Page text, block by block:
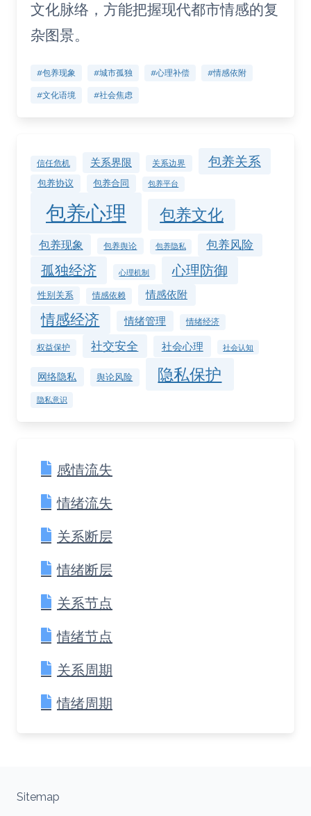
文化脉络，方能把握现代都市情感的复
杂图景。
#包养现象 #城市孤独 #心理补偿 #情感依附
#文化语境 #社会焦虑
信任危机 关系界限 关系边界 包养关系
包养协议 包养合同 包养平台
包养心理 包养文化
包养现象 包养舆论 包养隐私 包养风险
孤独经济 心理机制 心理防御
性别关系 情感依赖 情感依附
情感经济 情绪管理 情绪经济
权益保护 社交安全 社会心理 社会认知
网络隐私 舆论风险 隐私保护
隐私意识
感情流失
情绪流失
关系断层
情绪断层
关系节点
情绪节点
关系周期
情绪周期
Sitemap